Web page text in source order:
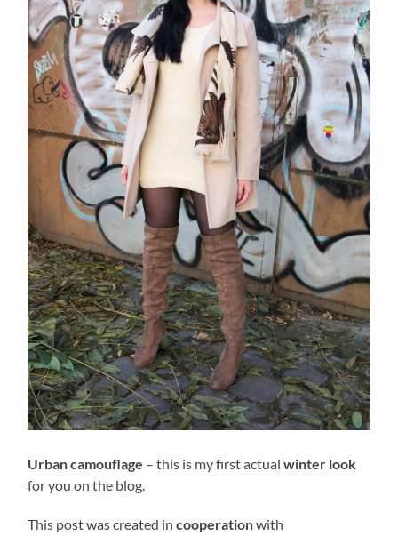
Urban camouflage – this is my first actualwinter look
for you on the blog.
This post was created incooperationwith